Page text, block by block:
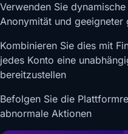
Verwenden Sie
Anonymität und geeigneter
Kombinieren Sie dies mit
jedes Konto eine
bereitzustellen
Befolgen Sie die
abnormale Aktionen